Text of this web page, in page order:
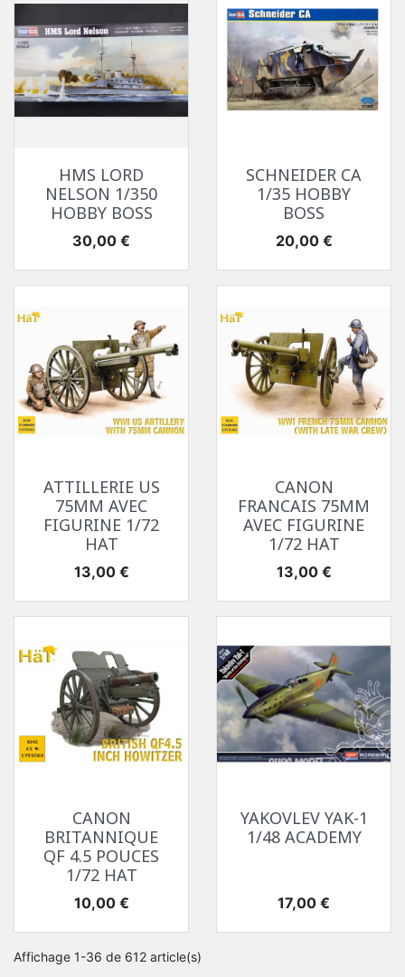
HMS LORD
NELSON 1/350
HOBBY BOSS
Prix
30,00 €
SCHNEIDER CA
1/35 HOBBY
BOSS
Prix
20,00 €
ATTILLERIE US
75MM AVEC
FIGURINE 1/72
HAT
Prix
13,00 €
CANON
FRANCAIS 75MM
AVEC FIGURINE
1/72 HAT
Prix
13,00 €
CANON
BRITANNIQUE
QF 4.5 POUCES
1/72 HAT
Prix
10,00 €
YAKOVLEV YAK-1
1/48 ACADEMY
Prix
17,00 €
Affichage 1-36 de 612 article(s)